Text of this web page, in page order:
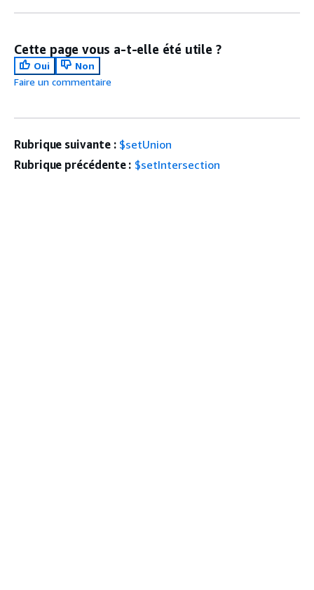
Cette page vous a-t-elle été utile ?
Oui
Non
Faire un commentaire
Rubrique suivante : $setUnion
Rubrique précédente : $setIntersection